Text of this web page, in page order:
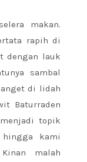
makan.
rapih di
dengan lauk
sambal
di lidah
Baturraden
topik
kami
malah